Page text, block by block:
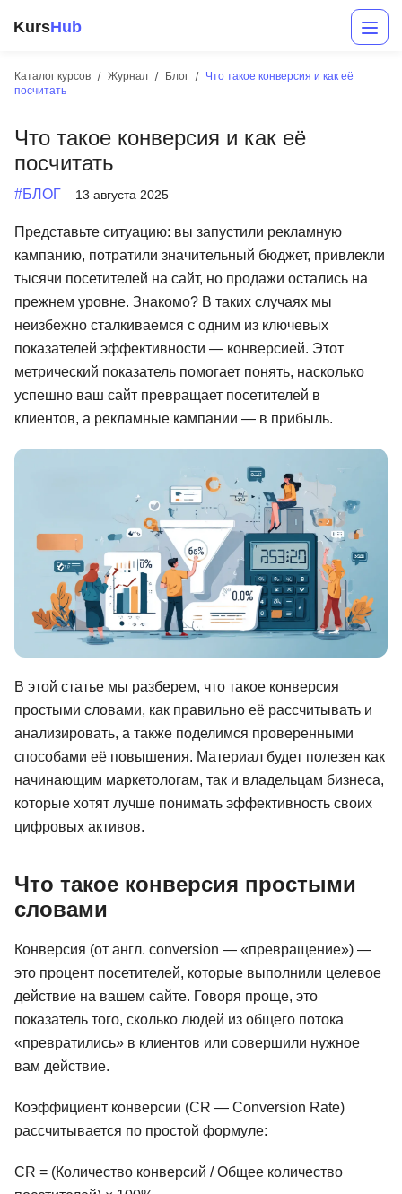
KursHub
Каталог курсов Журнал Блог
Что такое конверсия и как её
посчитать
Что такое конверсия и как её
посчитать
#БЛОГ 13 августа 2025
Представьте ситуацию: вы запустили рекламную
кампанию, потратили значительный бюджет, привлекли
тысячи посетителей на сайт, но продажи остались на
прежнем уровне. Знакомо? В таких случаях мы
неизбежно сталкиваемся с одним из ключевых
показателей эффективности — конверсией. Этот
метрический показатель помогает понять, насколько
успешно ваш сайт превращает посетителей в
клиентов, а рекламные кампании — в прибыль.
В этой статье мы разберем, что такое конверсия
простыми словами, как правильно её рассчитывать и
анализировать, а также поделимся проверенными
способами её повышения. Материал будет полезен как
начинающим маркетологам, так и владельцам бизнеса,
которые хотят лучше понимать эффективность своих
цифровых активов.
Что такое конверсия простыми
словами
Конверсия (от англ. conversion — «превращение») —
это процент посетителей, которые выполнили целевое
действие на вашем сайте. Говоря проще, это
показатель того, сколько людей из общего потока
«превратились» в клиентов или совершили нужное
вам действие.
Коэффициент конверсии (CR — Conversion Rate)
рассчитывается по простой формуле:
CR = (Количество конверсий / Общее количество
Маркетинг
Дизайн
Аналитика
Менеджмент
Иностранные языки
Soft Skills
Детям
Акции и промокоды
Рейтинг онлайн-школ